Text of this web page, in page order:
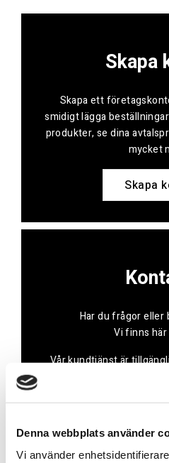
Denna webbplats använder
Vi använder
Skapa
Skapa ett
smidigt lägga
produkter, se dina
mycket
Skapa
Har du frågor eller
Vi finns
Vår kundtjänst är